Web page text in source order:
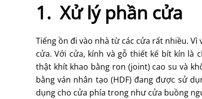
1. Xử lý phần cửa
Tiếng ồn đi vào nhà từ các cửa rất nhiều.
cửa. Với cửa, kính và gỗ thiết kế bít kín là
thật khít khao bằng ron (joint) cao su và
bằng ván nhân tạo (HDF) đang được sử
dụng cho cửa phía trong như cửa buồng